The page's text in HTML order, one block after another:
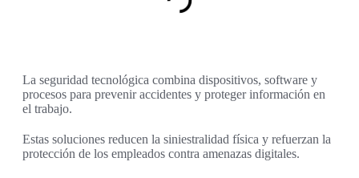
La seguridad tecnológica combina dispositivos, software y
procesos para prevenir accidentes y proteger información en
el trabajo.
Estas soluciones reducen la siniestralidad física y refuerzan la
protección de los empleados contra amenazas digitales.